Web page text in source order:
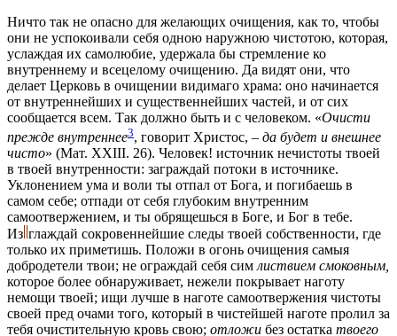
Ничто так не опасно для желающих очищения, как то, чтобы
они не успокоивали себя одною наружною чистотою, которая,
услаждая их самолюбие, удержала бы стремление ко
внутреннему и всецелому очищению. Да видят они, что
делает Церковь в очищении видимаго храма: оно начинается
от внутреннейших и существеннейших частей, и от сих
сообщается всем. Так должно быть и с человеком. «Очисти
прежде внутреннее3, говорит Христос, – да будет и внешнее
чисто» (Мат. XXIII. 26). Человек! источник нечистоты твоей
в твоей внутренности: заграждай потоки в источнике.
Уклонением ума и воли ты отпал от Бога, и погибаешь в
самом себе; отпади от себя глубоким внутренним
самоотвержением, и ты обрящешься в Боге, и Бог в тебе.
Из глаждай сокровеннейшие следы твоей собственности, где
только их приметишь. Положи в огонь очищения самыя
добродетели твои; не ограждай себя сим листвием смоковным,
которое более обнаруживает, нежели покрывает наготу
немощи твоей; ищи лучше в наготе самоотвержения чистоты
своей пред очами того, который в чистейшей наготе пролил за
тебя очистительную кровь свою; отложи без остатка твоего